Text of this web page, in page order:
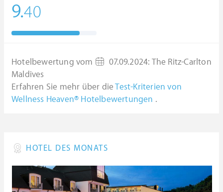
9.40
Hotelbewertung vom 07.09.2024: The Ritz-Carlton
Maldives
Erfahren Sie mehr über dieTest-Kriterien von
Wellness Heaven® Hotelbewertungen .
HOTEL DES MONATS